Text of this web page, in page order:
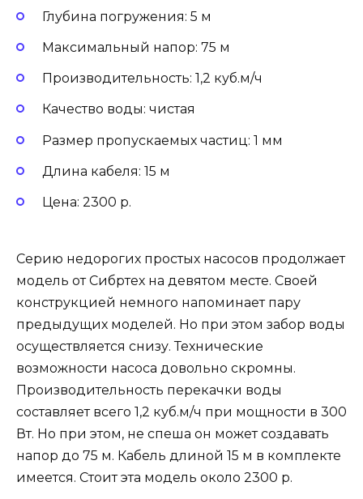
Глубина погружения: 5 м
Максимальный напор: 75 м
Производительность: 1,2 куб.м/ч
Качество воды: чистая
Размер пропускаемых частиц: 1 мм
Длина кабеля: 15 м
Цена: 2300 р.
Серию недорогих простых насосов продолжает
модель от Сибртех на девятом месте. Своей
конструкцией немного напоминает пару
предыдущих моделей. Но при этом забор воды
осуществляется снизу. Технические
возможности насоса довольно скромны.
Производительность перекачки воды
составляет всего 1,2 куб.м/ч при мощности в 300
Вт. Но при этом, не спеша он может создавать
напор до 75 м. Кабель длиной 15 м в комплекте
имеется. Стоит эта модель около 2300 р.